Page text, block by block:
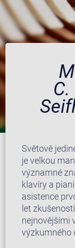
Světově
je velkou
významné
klavíry a
asistence
let
nejnovějšími
výzkumného